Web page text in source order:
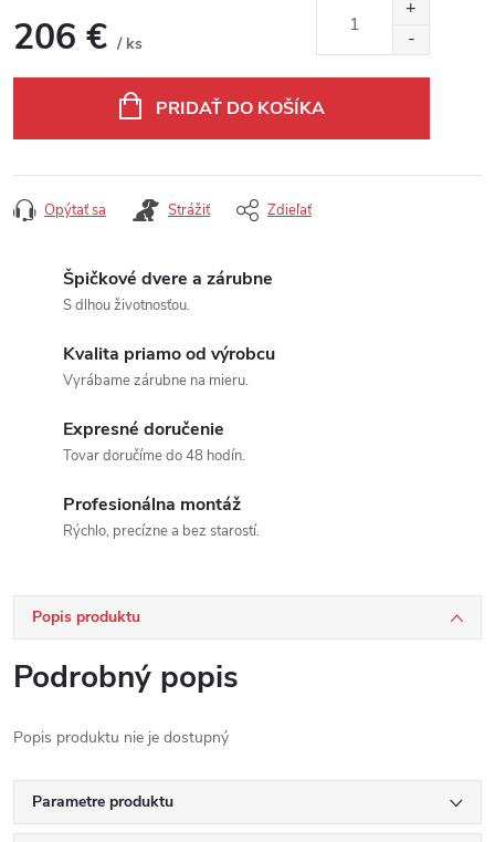
206 € / ks
PRIDAŤ DO KOŠÍKA
Opýtať sa Strážiť Zdieľať
Špičkové dvere a zárubne
S dlhou životnosťou.
Kvalita priamo od výrobcu
Vyrábame zárubne na mieru.
Expresné doručenie
Tovar doručíme do 48 hodín.
Profesionálna montáž
Rýchlo, precízne a bez starostí.
Popis produktu
Podrobný popis
Popis produktu nie je dostupný
Parametre produktu